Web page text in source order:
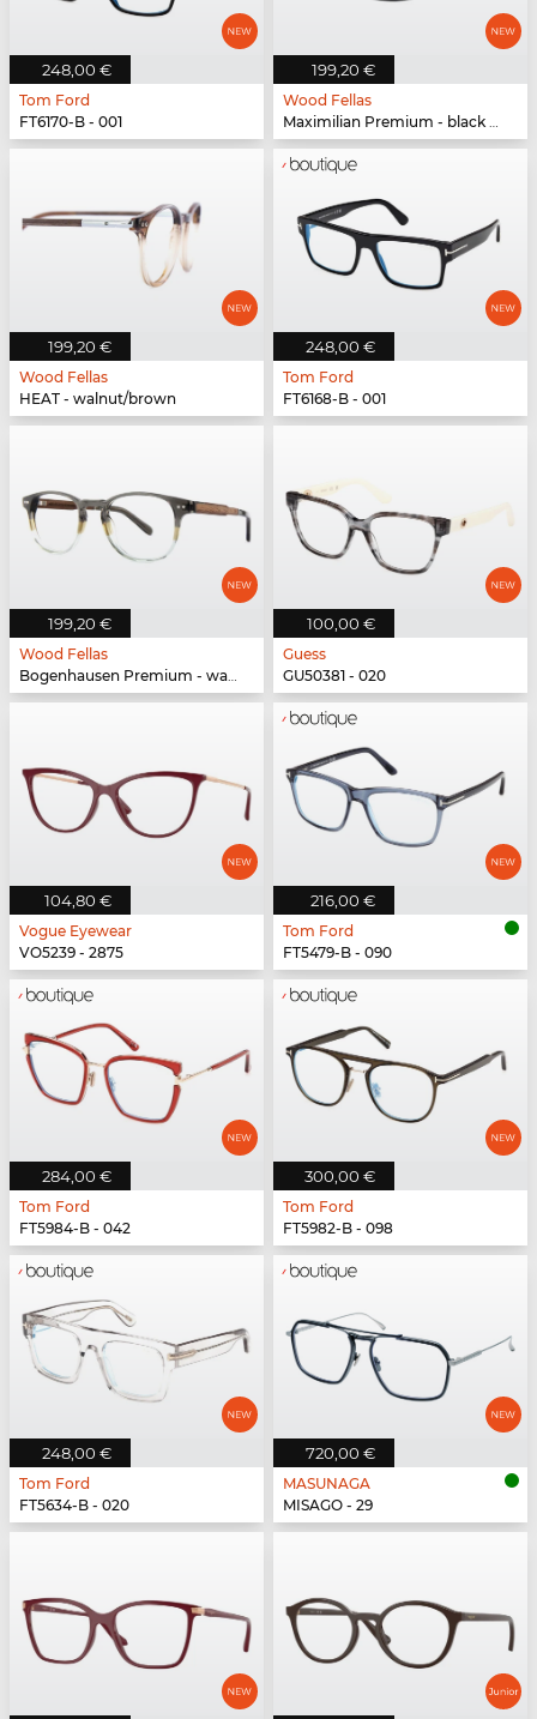
248,00 €
Tom Ford
FT6170-B - 001
199,20 €
Wood Fellas
Maximilian Premium - black oak/black
199,20 €
Wood Fellas
HEAT - walnut/brown
248,00 €
Tom Ford
FT6168-B - 001
199,20 €
Wood Fellas
Bogenhausen Premium - walnut/fade brown
100,00 €
Guess
GU50381 - 020
104,80 €
Vogue Eyewear
VO5239 - 2875
216,00 €
Tom Ford
FT5479-B - 090
284,00 €
Tom Ford
FT5984-B - 042
300,00 €
Tom Ford
FT5982-B - 098
248,00 €
Tom Ford
FT5634-B - 020
720,00 €
MASUNAGA
MISAGO - 29